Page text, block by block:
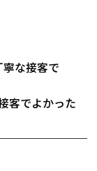
な接客でよかっ
客でよかった